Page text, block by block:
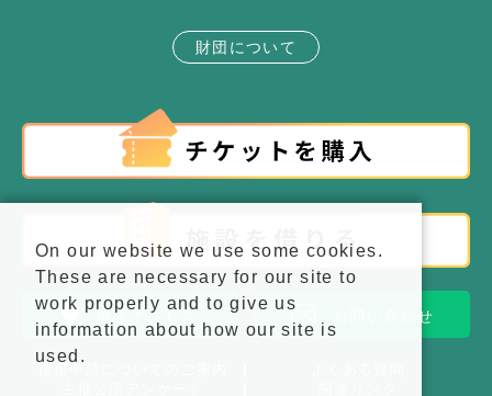
財団について
施設アクセス お問い合わせ
On our website we use some cookies.
These are necessary for our site to
work properly and to give us
information about how our site is
used.